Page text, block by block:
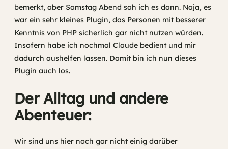
bemerkt, aber Samstag Abend sah ich es dann. Naja, es
war ein sehr kleines Plugin, das Personen mit besserer
Kenntnis von PHP sicherlich gar nicht nutzen würden.
Insofern habe ich nochmal Claude bedient und mir
dadurch aushelfen lassen. Damit bin ich nun dieses
Plugin auch los.
Der Alltag und andere
Abenteuer:
Wir sind uns hier noch gar nicht einig darüber